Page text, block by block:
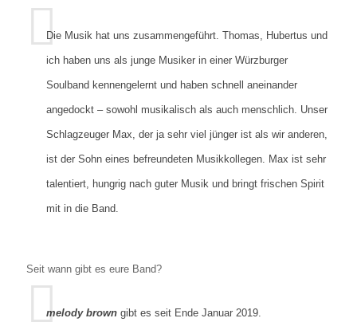
Die Musik hat uns zusammengeführt. Thomas, Hubertus und
ich haben uns als junge Musiker in einer Würzburger
Soulband kennengelernt und haben schnell aneinander
angedockt – sowohl musikalisch als auch menschlich. Unser
Schlagzeuger Max, der ja sehr viel jünger ist als wir anderen,
ist der Sohn eines befreundeten Musikkollegen. Max ist sehr
talentiert, hungrig nach guter Musik und bringt frischen Spirit
mit in die Band.
Seit wann gibt es eure Band?
melody brown gibt es seit Ende Januar 2019.